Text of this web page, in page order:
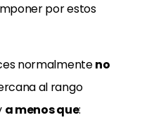
por estos
normalmenteno
al rango
a menos que: